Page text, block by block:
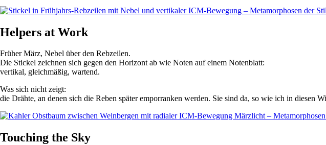
Helpers at Work
Früher März, Nebel über den Rebzeilen.
Die Stickel zeichnen sich gegen den Horizont ab wie Noten auf einem Notenblatt:
vertikal, gleichmäßig, wartend.
Was sich nicht zeigt:
die Drähte, an denen sich die Reben später emporranken werden. Sie sind da, so wie ich in diesen
Touching the Sky